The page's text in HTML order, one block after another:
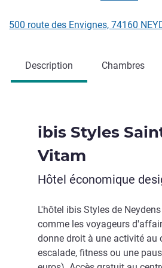
500 route des Envignes, 74160
Description Chambres
ibis Styles
Vitam
Hôtel économique
L'hôtel ibis Styles de
comme les voyageurs
donne droit à une activité au
escalade, fitness ou une